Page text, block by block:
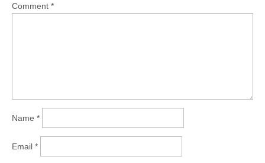
Comment *
Name *
Email *